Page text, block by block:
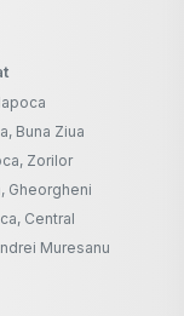
Buna Ziua
Zorilor
Gheorgheni
Central
Muresanu